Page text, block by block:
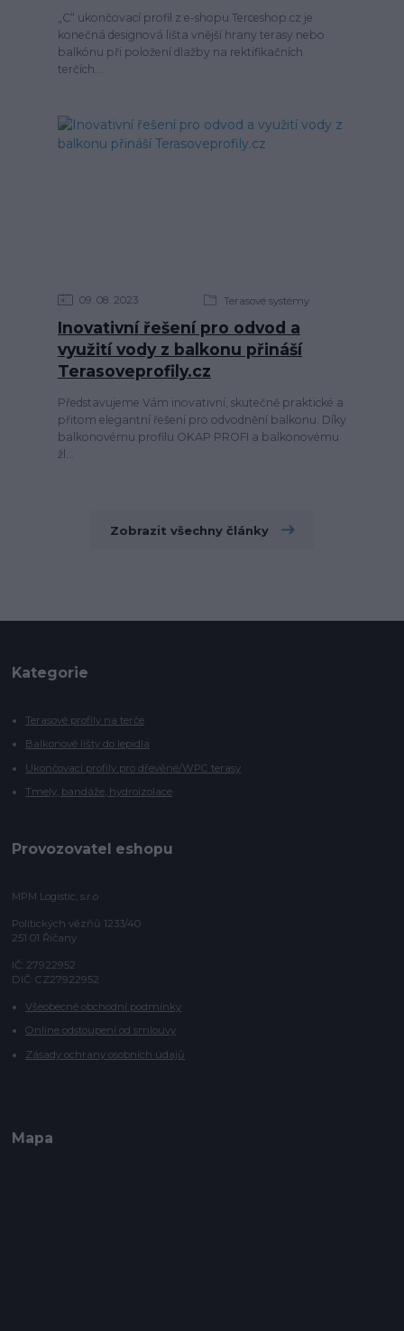
„C“ ukončovací profil z e-shopu Terceshop.cz je
konečná designová lišta vnější hrany terasy nebo
balkónu při položení dlažby na rektifikačních
terčích...
09 08 2023 Terasové systémy
Inovativní řešení pro odvod a
využití vody z balkonu přináší
Terasoveprofily.cz
Představujeme Vám inovativní, skutečně praktické a
přitom elegantní řešení pro odvodnění balkonu. Díky
balkonovému profilu OKAP PROFI a balkonovému
žl...
Zobrazit všechny články
Kategorie
Terasové profily na terče
Balkonové lišty do lepidla
Ukončovací profily pro dřevěné/WPC terasy
Tmely, bandáže, hydroizolace
Provozovatel eshopu
MPM Logistic, s.r.o
Politických vězňů 1233/40
251 01 Říčany
IČ: 27922952
DIČ: CZ27922952
Všeobecné obchodní podmínky
Online odstoupení od smlouvy
Zásady ochrany osobních údajů
Mapa